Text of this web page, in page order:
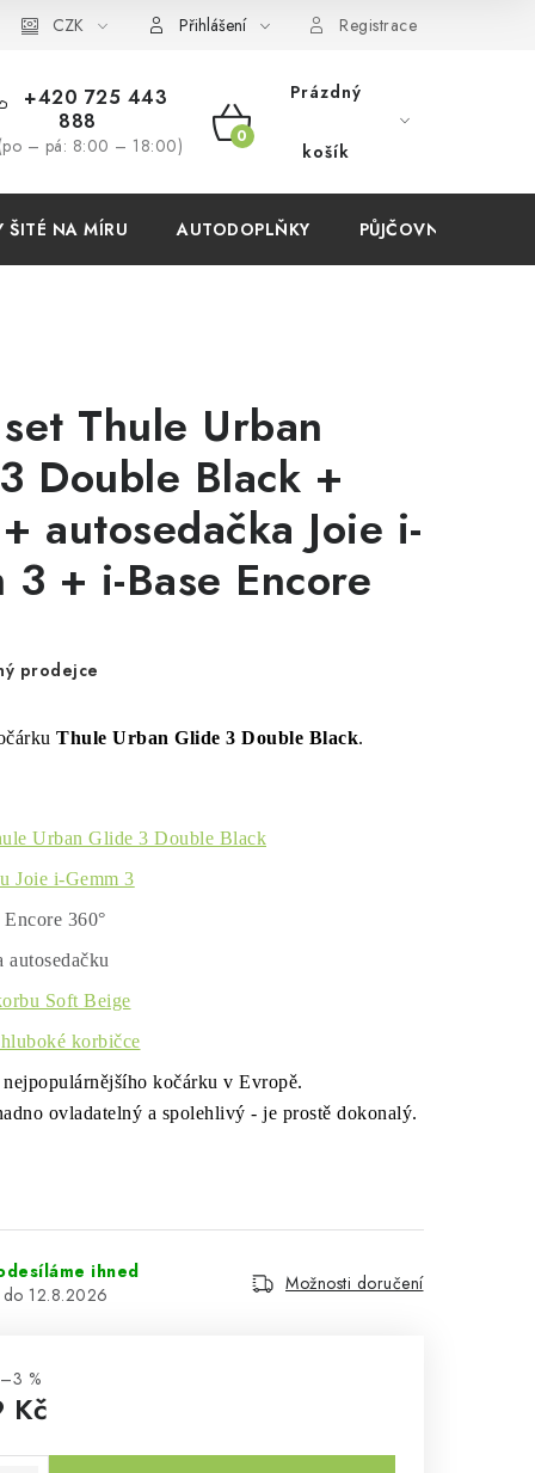
podmínky
CZK Přihlášení Registrace
+420 725 443
888
– pá: 8:00 – 18:00)
NÁKUPNÍ
Prázdný
košík
ŠITÉ NA MÍRU AUTODOPLŇKY PŮJČOVNA
Thule Urban
Double Black +
autosedačka Joie i-
3 + i-Base Encore
prodejce
Thule Urban Glide 3 Double Black.
Urban Glide 3 Double Black
Joie i-Gemm 3
360°
autosedačku
Soft Beige
korbičce
nejpopulárnějšího kočárku v Evropě.
ovladatelný a spolehlivý - je prostě dokonalý.
ihned
12.8.2026
Možnosti doručení
–3 %
Kč